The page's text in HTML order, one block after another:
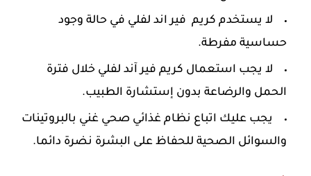
لا يستخدم كريم فير اند لفلي في حالة وجود
حساسية مفرطة.
لا يجب استعمال كريم فير آند لفلي خلال فترة
الحمل والرضاعة بدون إستشارة الطبيب.
يجب عليك اتباع نظام غذائي صحي غني بالبروتينات
والسوائل الصحية للحفاظ على البشرة نضرة دائما.